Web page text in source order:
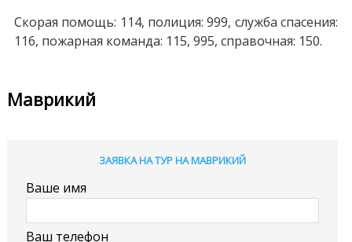
Скорая помощь: 114, полиция: 999, служба спасения:
116, пожарная команда: 115, 995, справочная: 150.
Маврикий
ЗАЯВКА НА ТУР НА МАВРИКИЙ
Ваше имя
Ваш телефон